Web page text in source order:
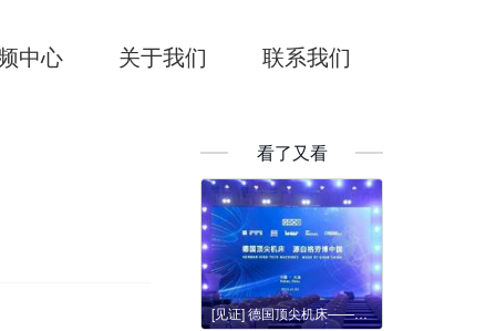
中心 关于我们 联系我们
看了又看
[见证] 德国顶尖机床——源自格劳博中国（开放日）